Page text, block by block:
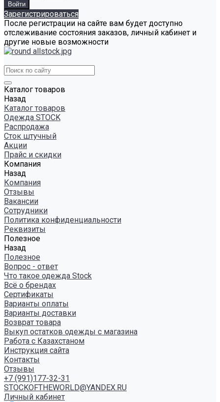
Зарегистрироваться
После регистрации на сайте вам будет доступно
отслеживание состояния заказов, личный кабинет и
другие новые возможности
Каталог товаров
Назад
Каталог товаров
Одежда STOCK
Распродажа
Сток штучный
Акции
Прайс и скидки
Компания
Назад
Компания
Отзывы
Вакансии
Сотрудники
Политика конфиденциальности
Реквизиты
Полезное
Назад
Полезное
Вопрос - ответ
Что такое одежда Stock
Всё о брендах
Сертификаты
Варианты оплаты
Варианты доставки
Возврат товара
Выкуп остатков одежды с магазина
Работа с Казахстаном
Инструкция сайта
Контакты
Отзывы
+7 (991)177-32-31
STOCKOFTHEWORLD@YANDEX.RU
Личный кабинет